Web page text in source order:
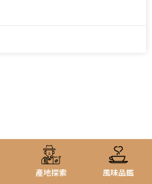
產地探索 風味品鑑